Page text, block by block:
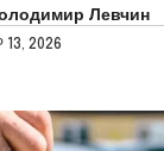
Левчин
13, 2026